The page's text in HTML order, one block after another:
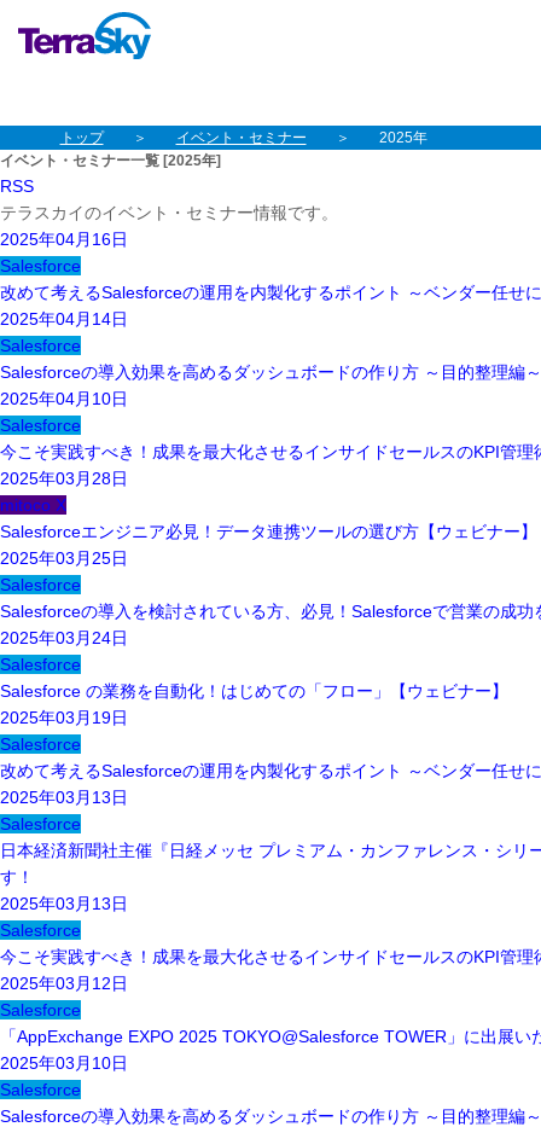
本文へスキップ
グローバルナビゲーションへスキップ
トップ イベント・セミナー
2025年
イベント・セミナー一覧 [2025年]
RSS
テラスカイのイベント・セミナー情報です。
2025年04月16日
Salesforce
改めて考えるSalesforceの運用を内製化するポイント ～ベンダー任せ
2025年04月14日
Salesforce
Salesforceの導入効果を高めるダッシュボードの作り方 ～目的整理編
2025年04月10日
Salesforce
今こそ実践すべき！成果を最大化させるインサイドセールスのKPI管理
2025年03月28日
mitoco X
Salesforceエンジニア必見！データ連携ツールの選び方【ウェビナー】
2025年03月25日
Salesforce
Salesforceの導入を検討されている方、必見！Salesforceで営業の成
2025年03月24日
Salesforce
Salesforce の業務を自動化！はじめての「フロー」【ウェビナー】
2025年03月19日
Salesforce
改めて考えるSalesforceの運用を内製化するポイント ～ベンダー任せ
2025年03月13日
Salesforce
日本経済新聞社主催『日経メッセ プレミアム・カンファレンス・シ
す！
2025年03月13日
Salesforce
今こそ実践すべき！成果を最大化させるインサイドセールスのKPI管理
2025年03月12日
Salesforce
「AppExchange EXPO 2025 TOKYO@Salesforce TOWER」に出展い
2025年03月10日
Salesforce
Salesforceの導入効果を高めるダッシュボードの作り方 ～目的整理編